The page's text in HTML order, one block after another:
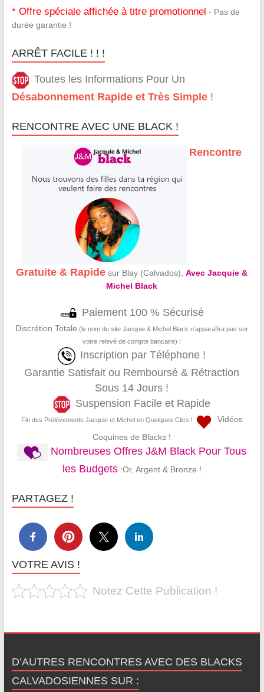
* Offre spéciale affichée à titre promotionnel - Pas de
durée garantie !
ARRÊT FACILE ! ! !
Toutes les Informations Pour Un
Désabonnement Rapide et Très Simple!
RENCONTRE AVEC UNE BLACK !
Rencontre
Gratuite & Rapide sur Blay (Calvados),Avec Jacquie &
Michel Black
Paiement 100 % Sécurisé
Discrétion Totale (le nom du site Jacquie & Michel Black n’apparaîtra pas sur
votre relevé de compte bancaire) !
Inscription par Téléphone !
Garantie Satisfait ou Remboursé & Rétraction
Sous 14 Jours !
Suspension Facile et Rapide
Fin des Prélèvements Jacquie et Michel en Quelques Clics !
Vidéos
Coquines de Blacks !
Nombreuses Offres J&M Black Pour Tous
les Budgets:Or, Argent & Bronze !
PARTAGEZ !
VOTRE AVIS !
Notez Cette Publication !
D’AUTRES RENCONTRES AVEC DES BLACKS
CALVADOSIENNES SUR :